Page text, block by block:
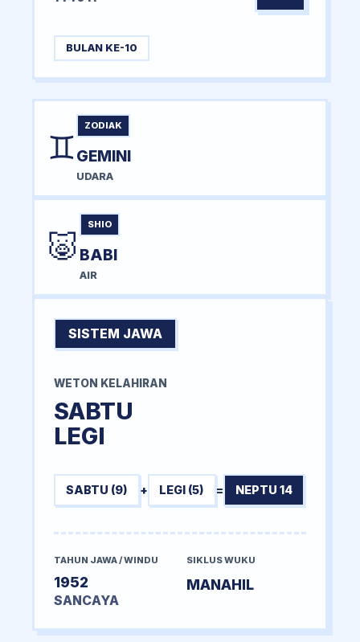
BULAN KE-10
♊
ZODIAK
GEMINI
UDARA
🐷
SHIO
BABI
AIR
SISTEM JAWA
WETON KELAHIRAN
SABTU
LEGI
SABTU (9) + LEGI (5) = NEPTU 14
TAHUN JAWA / WINDU
1952
SANCAYA
SIKLUS WUKU
MANAHIL